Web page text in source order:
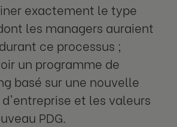
exactement le type
les managers auraient
ce processus ;
un programme de
basé sur une nouvelle
et les valeurs
PDG.